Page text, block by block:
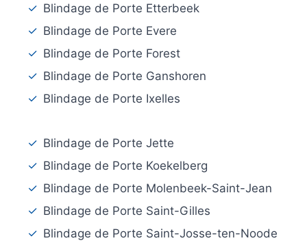
✓ Blindage de Porte Etterbeek
✓ Blindage de Porte Evere
✓ Blindage de Porte Forest
✓ Blindage de Porte Ganshoren
✓ Blindage de Porte Ixelles
✓ Blindage de Porte Jette
✓ Blindage de Porte Koekelberg
✓ Blindage de Porte Molenbeek-Saint-Jean
✓ Blindage de Porte Saint-Gilles
✓ Blindage de Porte Saint-Josse-ten-Noode